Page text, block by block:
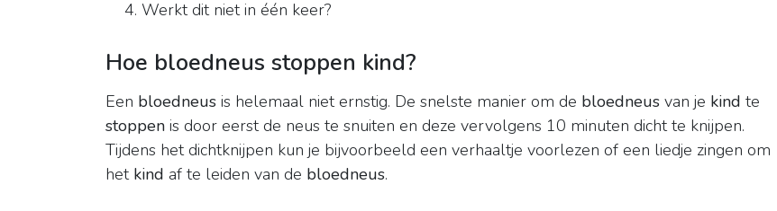
Werkt dit niet in één keer?
Hoe bloedneus stoppen kind?
Een bloedneus is helemaal niet ernstig. De snelste manier om de bloedneus van je kind te
stoppen is door eerst de neus te snuiten en deze vervolgens 10 minuten dicht te knijpen.
Tijdens het dichtknijpen kun je bijvoorbeeld een verhaaltje voorlezen of een liedje zingen om
het kind af te leiden van de bloedneus.